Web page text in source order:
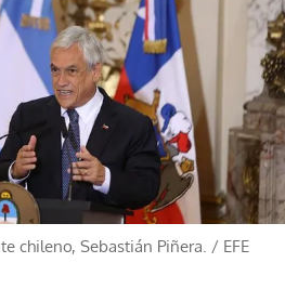
chileno, Sebastián Piñera. / EFE